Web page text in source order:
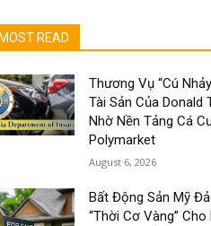
MOST READ
Thương Vụ “Cú
Tài Sản Của Donald
Nhờ Nền Tảng Cá
Polymarket
August 6, 2026
Bất Động Sản Mỹ
“Thời Cơ Vàng”